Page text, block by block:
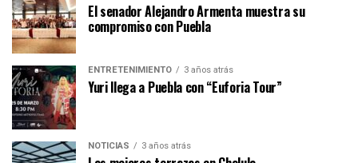
El senador Alejandro Armenta muestra su
compromiso con Puebla
ENTRETENIMIENTO 3 años atrás
Yuri llega a Puebla con “Euforia Tour”
NOTICIAS 3 años atrás